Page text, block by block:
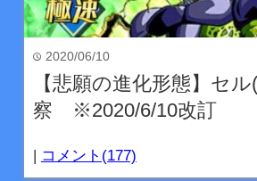
time 2020/06/10
【悲願の進化形態】セ
察 ※2020/6/10改訂
| コメント(177)